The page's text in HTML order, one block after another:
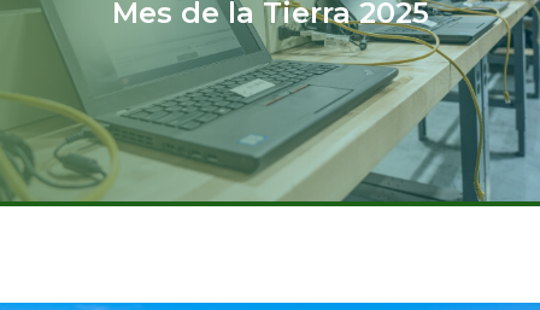
Mes de la Tierra 2025